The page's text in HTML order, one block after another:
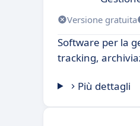
Versione gratuita
Software per la
tracking,
Più dettagli